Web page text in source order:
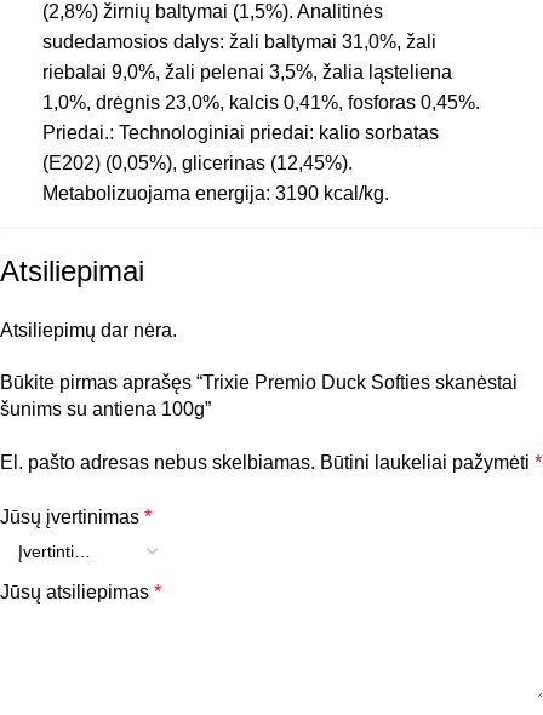
PRODUKTO SUDĖTIS
VEISLĖS DYDIS Vidutinės ,Didelės ,Mažos
TIPAS
(2,8%) žirnių baltymai (1,5%). Analitinės
sudedamosios dalys: žali baltymai 31,0%, žali
riebalai 9,0%, žali pelenai 3,5%, žalia ląsteliena
1,0%, drėgnis 23,0%, kalcis 0,41%, fosforas 0,45%.
Priedai.: Technologiniai priedai: kalio sorbatas
(E202) (0,05%), glicerinas (12,45%).
Metabolizuojama energija: 3190 kcal/kg.
Atsiliepimai
Atsiliepimų dar nėra.
Būkite pirmas aprašęs “Trixie Premio Duck Softies skanėstai
šunims su antiena 100g”
El. pašto adresas nebus skelbiamas. Būtini laukeliai pažymėti *
Jūsų įvertinimas *
Jūsų atsiliepimas *